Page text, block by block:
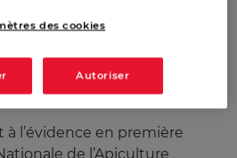
aux intérêts très
à l’évidence en première
de l’Apiculture
des cookies
Autoriser